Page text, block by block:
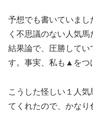
予想でも書いていま
く不思議のない人気
結果論で、圧勝してい
す。事実、私も▲をつ
こうした怪しい１人
てくれたので、かな